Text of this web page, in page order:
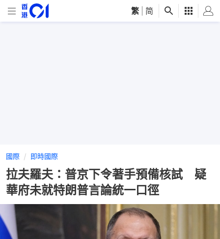
繁 简
國際 即時國際
拉夫羅夫：普京下令著手預備核試 疑
華府未就特朗普言論統一口徑